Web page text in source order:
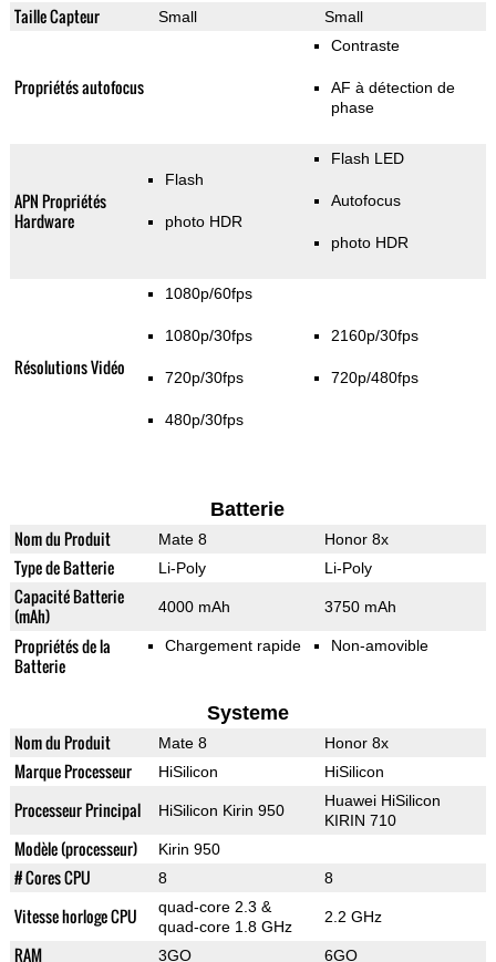
Taille Capteur Small Small
Propriétés autofocus
Contraste
AF à détection de
phase
APN Propriétés
Hardware
Flash
photo HDR
Flash LED
Autofocus
photo HDR
Résolutions Vidéo
1080p/60fps
1080p/30fps
720p/30fps
480p/30fps
2160p/30fps
720p/480fps
Batterie
Nom du Produit Mate 8 Honor 8x
Type de Batterie Li-Poly Li-Poly
Capacité Batterie
(mAh)
4000 mAh 3750 mAh
Propriétés de la
Batterie
Chargement rapide Non-amovible
Systeme
Nom du Produit Mate 8 Honor 8x
Marque Processeur HiSilicon HiSilicon
Processeur Principal HiSilicon Kirin 950
Huawei HiSilicon
KIRIN 710
Modèle (processeur) Kirin 950
# Cores CPU 8 8
Vitesse horloge CPU
quad-core 2.3 &
quad-core 1.8 GHz
2.2 GHz
RAM 3GO 6GO